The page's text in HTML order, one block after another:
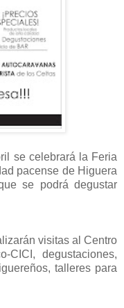
se celebrará la Feria
pacense de Higuera
se podrá degustar
visitas al Centro
CICI, degustaciones,
talleres para